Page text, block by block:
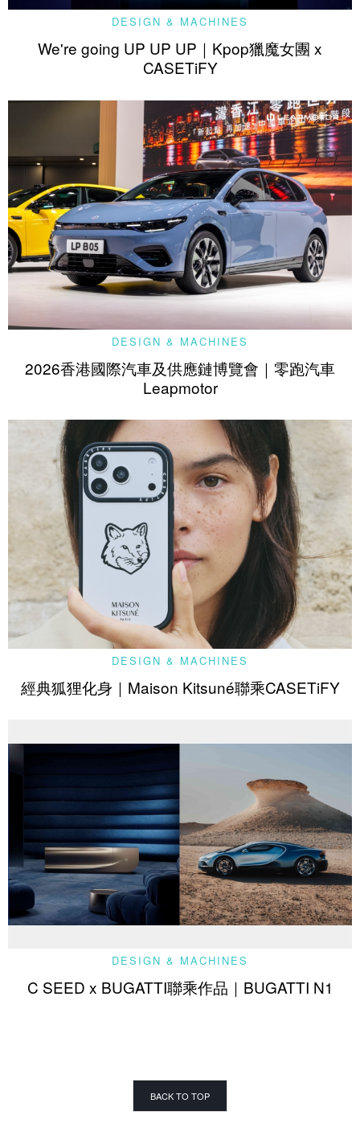
DESIGN & MACHINES
We're going UP UP UP｜Kpop獵魔女團 x
CASETiFY
DESIGN & MACHINES
2026香港國際汽車及供應鏈博覽會｜零跑汽車
Leapmotor
DESIGN & MACHINES
經典狐狸化身｜Maison Kitsuné聯乘CASETiFY
DESIGN & MACHINES
C SEED x BUGATTI聯乘作品｜BUGATTI N1
BACK TO TOP